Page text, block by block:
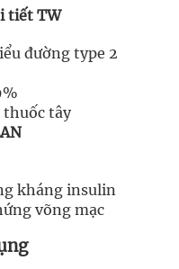
tiết TW
đường type 2
thuốc tây
kháng insulin
võng mạc